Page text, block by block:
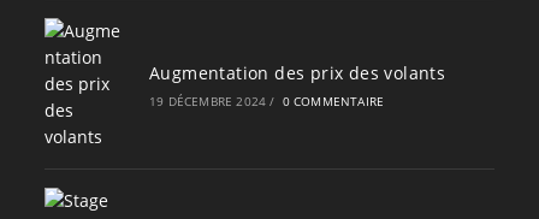
Augmentation des prix des volants
19 DÉCEMBRE 2024 / 0 COMMENTAIRE